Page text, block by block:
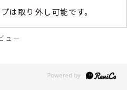
は取り外し可能です。
ュー